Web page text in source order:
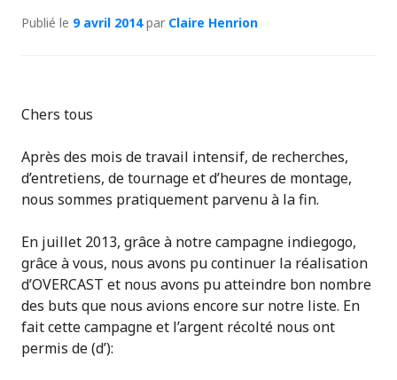
Publié le 9 avril 2014par Claire Henrion
Chers tous
Après des mois de travail intensif, de recherches,
d’entretiens, de tournage et d’heures de montage,
nous sommes pratiquement parvenu à la fin.
En juillet 2013, grâce à notre campagne indiegogo,
grâce à vous, nous avons pu continuer la réalisation
d’OVERCAST et nous avons pu atteindre bon nombre
des buts que nous avions encore sur notre liste. En
fait cette campagne et l’argent récolté nous ont
permis de (d’):